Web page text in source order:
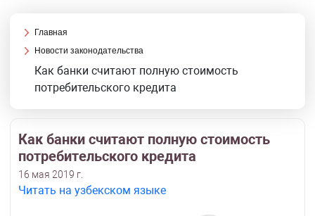
Главная
Новости законодательства
Как банки считают полную стоимость
потребительского кредита
Как банки считают полную стоимость
потребительского кредита
16 мая 2019 г.
Читать на узбекском языке